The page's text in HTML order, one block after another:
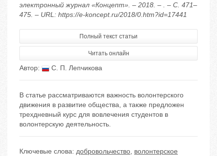
электронный журнал «Концепт». – 2018. – . – С. 471–
475. – URL: https://e-koncept.ru/2018/0.htm?id=17441
Полный текст статьи
Читать онлайн
Автор: С. П. Лепчикова
В статье рассматриваются важность волонтерского
движения в развитие общества, а также предложен
трехдневный курс для вовлечения студентов в
волонтерскую деятельность.
Ключевые слова: добровольчество, волонтерское